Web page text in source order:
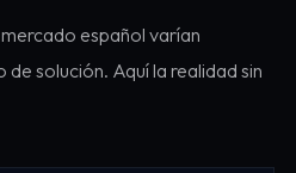
español varían
solución. Aquí la realidad sin